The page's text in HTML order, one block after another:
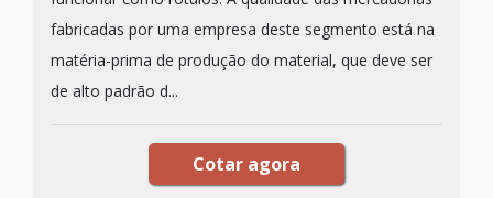
fabricadas por uma empresa deste segmento está na
matéria-prima de produção do material, que deve ser
de alto padrão d...
Cotar agora